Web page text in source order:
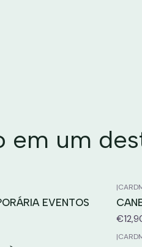
em um
EVENTOS
|
|